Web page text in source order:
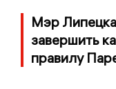
Мэр
завершить
правилу